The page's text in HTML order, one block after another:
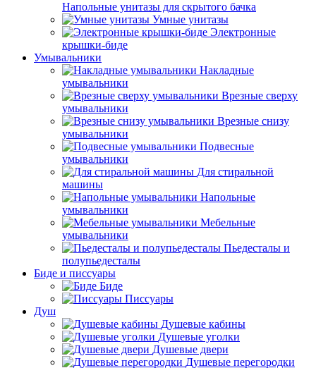
Напольные унитазы для скрытого бачка
Умные унитазы
Электронные
крышки-биде
Умывальники
Накладные
умывальники
Врезные сверху
умывальники
Врезные снизу
умывальники
Подвесные
умывальники
Для стиральной
машины
Напольные
умывальники
Мебельные
умывальники
Пьедесталы и
полупьедесталы
Биде и писсуары
Биде
Писсуары
Душ
Душевые кабины
Душевые уголки
Душевые двери
Душевые перегородки